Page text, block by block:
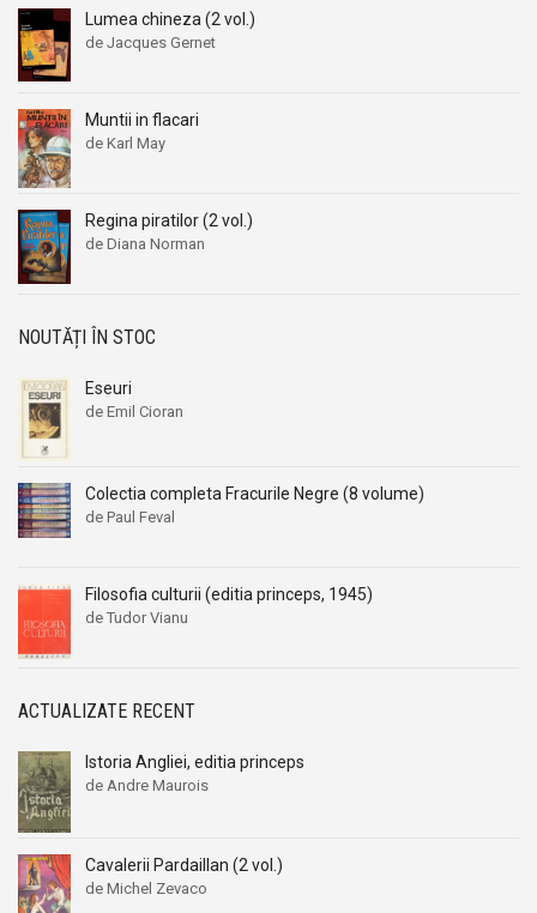
Lumea chineza (2 vol.)
de Jacques Gernet
Muntii in flacari
de Karl May
Regina piratilor (2 vol.)
de Diana Norman
NOUTĂȚI ÎN STOC
Eseuri
de Emil Cioran
Colectia completa Fracurile Negre (8 volume)
de Paul Feval
Filosofia culturii (editia princeps, 1945)
de Tudor Vianu
ACTUALIZATE RECENT
Istoria Angliei, editia princeps
de Andre Maurois
Cavalerii Pardaillan (2 vol.)
de Michel Zevaco